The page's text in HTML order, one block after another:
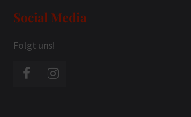
Social Media
Folgt uns!